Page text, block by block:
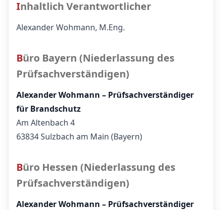
Inhaltlich Verantwortlicher
Alexander Wohmann, M.Eng.
Büro Bayern (Niederlassung des
Prüfsachverständigen)
Alexander Wohmann – Prüfsachverständiger
für Brandschutz
Am Altenbach 4
63834 Sulzbach am Main (Bayern)
Büro Hessen (Niederlassung des
Prüfsachverständigen)
Alexander Wohmann – Prüfsachverständiger